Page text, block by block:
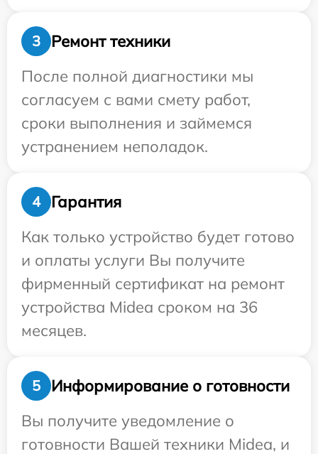
3
Ремонт техники
После полной диагностики мы
согласуем с вами смету работ,
сроки выполнения и займемся
устранением неполадок.
4
Гарантия
Как только устройство будет готово
и оплаты услуги Вы получите
фирменный сертификат на ремонт
устройства Midea сроком на 36
месяцев.
5
Информирование о готовности
Вы получите уведомление о
готовности Вашей техники Midea, и